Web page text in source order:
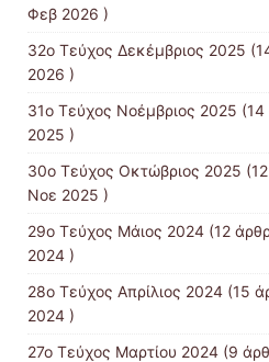
Φεβ 2026 )
32ο Τεύχος Δεκέμβριος 2025
2026 )
31ο Τεύχος Νοέμβριος 2025
2025 )
30ο Τεύχος Οκτώβριος 2025
Νοε 2025 )
29ο Τεύχος Μάιος 2024(12
2024 )
28ο Τεύχος Απρίλιος 2024(15
2024 )
27ο Τεύχος Μαρτίου 2024(9